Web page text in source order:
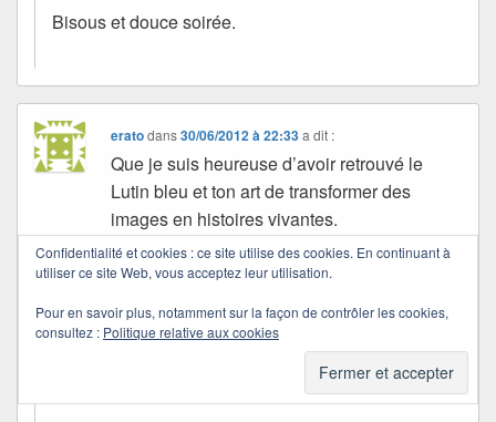
Bisous et douce soirée.
eratodans30/06/2012 à 22:33 a dit :
Que je suis heureuse d’avoir retrouvé le
Lutin bleu et ton art de transformer des
images en histoires vivantes.
Merci pour ce moment de rêve.
Belle soirée, bises Quichottine et un petit
bisou au Lutin bleu!
Confidentialité et cookies : ce site utilise des cookies. En continuant à
utiliser ce site Web, vous acceptez leur utilisation.
Pour en savoir plus, notamment sur la façon de contrôler les cookies,
consultez : Politique relative aux cookies